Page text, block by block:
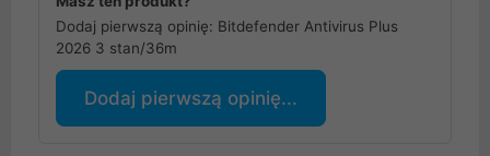
Dodaj pierwszą opinię: Bitdefender Antivirus Plus
2026 3 stan/36m
Dodaj pierwszą opinię...